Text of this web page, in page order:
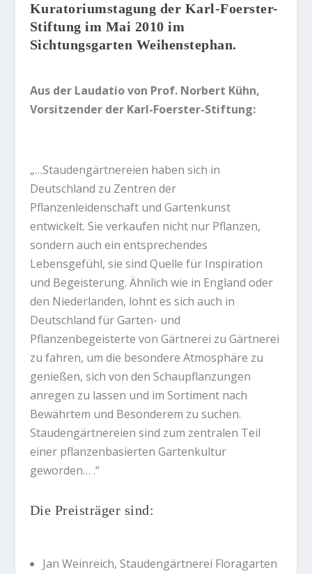
Kuratoriumstagung der Karl-Foerster-
Stiftung im Mai 2010 im
Sichtungsgarten Weihenstephan.
Aus der Laudatio von Prof. Norbert Kühn,
Vorsitzender der Karl-Foerster-Stiftung:
„…Staudengärtnereien haben sich in
Deutschland zu Zentren der
Pflanzenleidenschaft und Gartenkunst
entwickelt. Sie verkaufen nicht nur Pflanzen,
sondern auch ein entsprechendes
Lebensgefühl, sie sind Quelle für Inspiration
und Begeisterung. Ähnlich wie in England oder
den Niederlanden, lohnt es sich auch in
Deutschland für Garten- und
Pflanzenbegeisterte von Gärtnerei zu Gärtnerei
zu fahren, um die besondere Atmosphäre zu
genießen, sich von den Schaupflanzungen
anregen zu lassen und im Sortiment nach
Bewährtem und Besonderem zu suchen.
Staudengärtnereien sind zum zentralen Teil
einer pflanzenbasierten Gartenkultur
geworden… .“
Die Preisträger sind:
Jan Weinreich, Staudengärtnerei Floragarten